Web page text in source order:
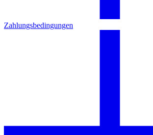
Zahlungsbedingungen